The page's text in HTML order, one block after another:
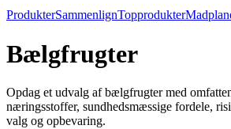
ProdukterSammenlignTopprodukter
Bælgfrugter
Opdag et udvalg af bælgfrugter med
næringsstoffer, sundhedsmæssige fordele,
valg og opbevaring.